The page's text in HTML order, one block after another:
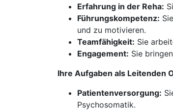
Erfahrung in der Reha:
Führungskompetenz:
und zu motivieren.
Teamfähigkeit: Sie
Engagement: Sie
Ihre Aufgaben als Leitenden
Patientenversorgung:
Psychosomatik.